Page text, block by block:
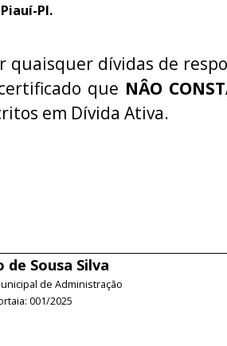
PI.
quaisquer dívidas de
que NÂO
em Dívida Ativa.
de Sousa Silva
de Administração
001/2025